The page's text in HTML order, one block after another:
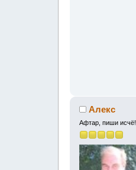
Алeкс
Афтар, пиши исчё!